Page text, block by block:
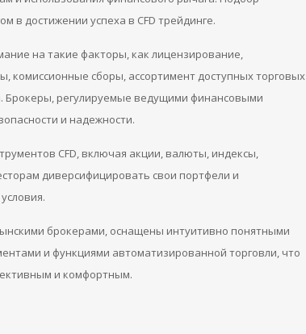
в достижении успеха в CFD трейдинге.
на такие факторы, как лицензирование,
комиссионные сборы, ассортимент доступных торговых
Брокеры, регулируемые ведущими финансовыми
и надежности.
CFD, включая акции, валюты, индексы,
диверсифицировать свои портфели и
брокерами, оснащены интуитивно понятными
и функциями автоматизированной торговли, что
и комфортным.